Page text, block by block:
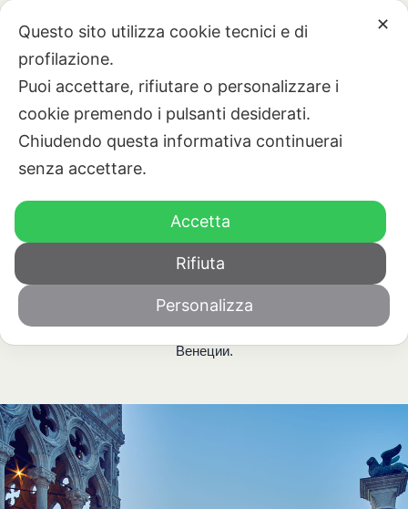
RU ЗАКАЗАТЬ СЕЙЧАС
ЧТО ПОСЕТИТЬ
Расположение
отеля Laguna типа B&B является идеальной
отправной точкой
для самых известных туристических направлений в районе
Венеции.
✕
Questo sito utilizza cookie tecnici e di
profilazione.
Puoi accettare, rifiutare o personalizzare i
cookie premendo i pulsanti desiderati.
Chiudendo questa informativa continuerai
senza accettare.
Accetta
Rifiuta
Personalizza